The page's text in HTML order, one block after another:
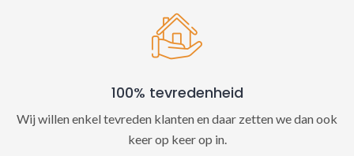
100% tevredenheid
Wij willen enkel tevreden klanten en daar zetten we dan ook
keer op keer op in.